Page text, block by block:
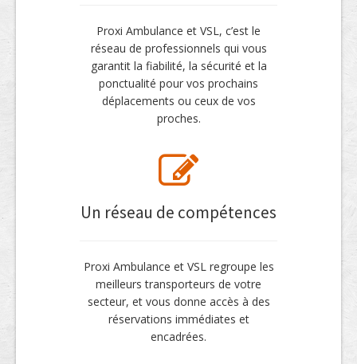
Proxi Ambulance et VSL, c’est le
réseau de professionnels qui vous
garantit la fiabilité, la sécurité et la
ponctualité pour vos prochains
déplacements ou ceux de vos
proches.
Un réseau de compétences
Proxi Ambulance et VSL regroupe les
meilleurs transporteurs de votre
secteur, et vous donne accès à des
réservations immédiates et
encadrées.